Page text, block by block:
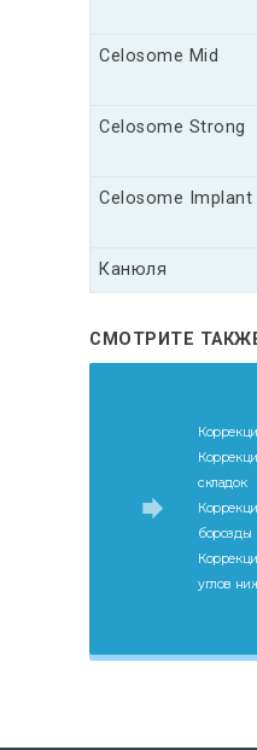
Celosome Mid
Celosome Strong
Celosome Implant
Канюля
СМОТРИТЕ
складок
борозды
углов